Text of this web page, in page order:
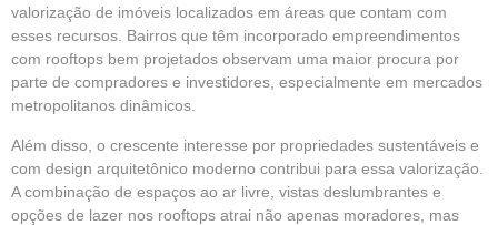
valorização de imóveis localizados em áreas que contam com
esses recursos. Bairros que têm incorporado empreendimentos
com rooftops bem projetados observam uma maior procura por
parte de compradores e investidores, especialmente em mercados
metropolitanos dinâmicos.
Além disso, o crescente interesse por propriedades sustentáveis e
com design arquitetônico moderno contribui para essa valorização.
A combinação de espaços ao ar livre, vistas deslumbrantes e
opções de lazer nos rooftops atrai não apenas moradores, mas